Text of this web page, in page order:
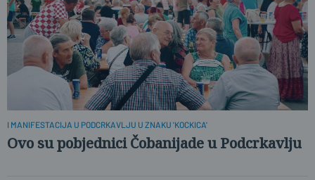
I MANIFESTACIJA U PODCRKAVLJU U ZNAKU 'KOCKICA'
Ovo su pobjednici Čobanijade u Podcrkavlju